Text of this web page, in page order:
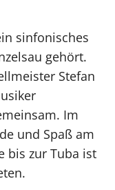
sinfonisches
gehört.
Stefan
Im
und Spaß am
bis zur Tuba ist